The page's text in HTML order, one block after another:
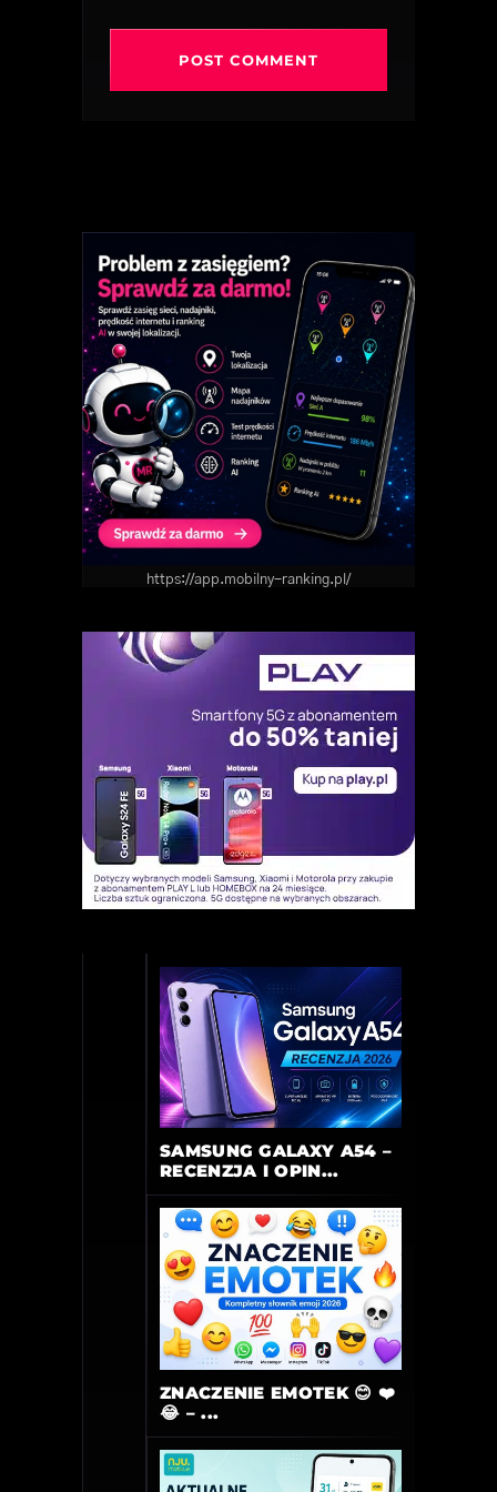
https://app.mobilny-ranking.pl/
SAMSUNG GALAXY A54 –
RECENZJA I OPIN...
ZNACZENIE EMOTEK 😊 ❤️
😂 – ...